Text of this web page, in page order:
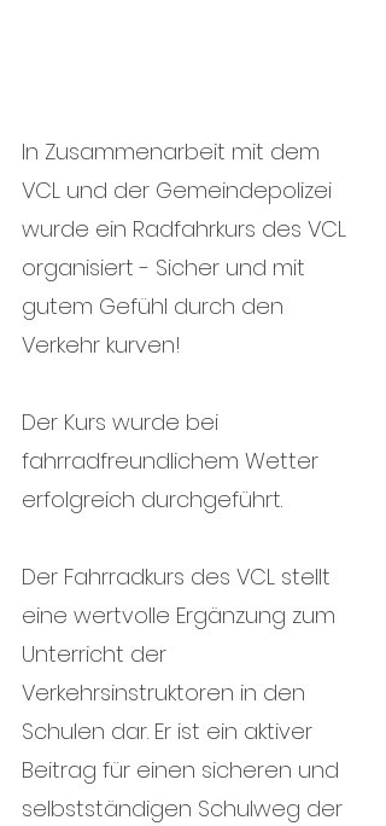
In Zusammenarbeit mit dem
VCL und der Gemeindepolizei
wurde ein Radfahrkurs des VCL
organisiert - Sicher und mit
gutem Gefühl durch den
Verkehr kurven!
Der Kurs wurde bei
fahrradfreundlichem Wetter
erfolgreich durchgeführt.
Der Fahrradkurs des VCL stellt
eine wertvolle Ergänzung zum
Unterricht der
Verkehrsinstruktoren in den
Schulen dar. Er ist ein aktiver
Beitrag für einen sicheren und
selbstständigen Schulweg der